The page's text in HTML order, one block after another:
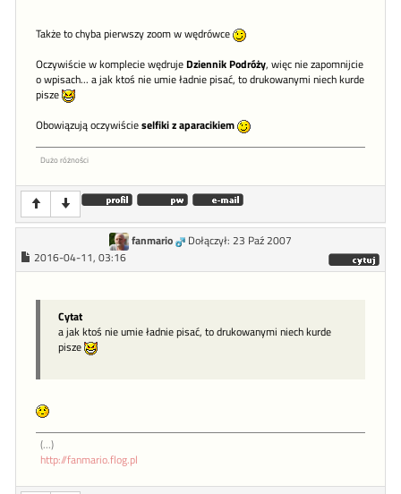
Także to chyba pierwszy zoom w wędrówce
Oczywiście w komplecie wędrujeDziennik Podróży, więc nie zapomnijcie
o wpisach... a jak ktoś nie umie ładnie pisać, to drukowanymi niech kurde
pisze
Obowiązują oczywiścieselfiki z aparacikiem
Dużo różności
fanmario
Dołączył: 23 Paź 2007
2016-04-11, 03:16
Cytat
a jak ktoś nie umie ładnie pisać, to drukowanymi niech kurde
pisze
(...)
http://fanmario.flog.pl